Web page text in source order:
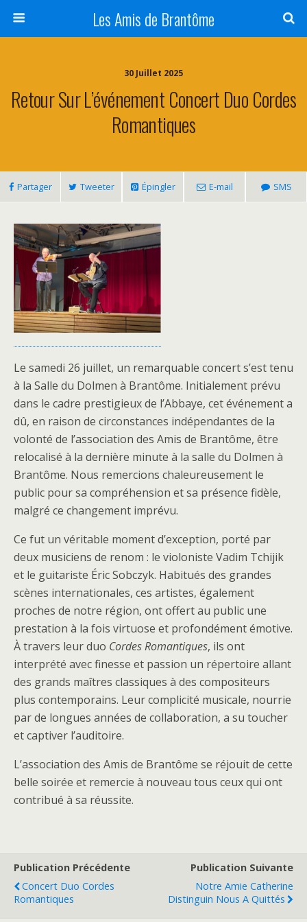
Les Amis de Brantôme
30 Juillet 2025
Retour Sur L’événement Concert Duo Cordes
Romantiques
Partager Tweeter Épingler E-mail SMS
Le samedi 26 juillet, un remarquable concert s’est tenu
à la Salle du Dolmen à Brantôme. Initialement prévu
dans le cadre prestigieux de l’Abbaye, cet événement a
dû, en raison de circonstances indépendantes de la
volonté de l’association des Amis de Brantôme, être
relocalisé à la dernière minute à la salle du Dolmen à
Brantôme. Nous remercions chaleureusement le
public pour sa compréhension et sa présence fidèle,
malgré ce changement imprévu.
Ce fut un véritable moment d’exception, porté par
deux musiciens de renom : le violoniste Vadim Tchijik
et le guitariste Éric Sobczyk. Habitués des grandes
scènes internationales, ces artistes, également
proches de notre région, ont offert au public une
prestation à la fois virtuose et profondément émotive.
À travers leur duo Cordes Romantiques, ils ont
interprété avec finesse et passion un répertoire allant
des grands maîtres classiques à des compositeurs
plus contemporains. Leur complicité musicale, nourrie
par de longues années de collaboration, a su toucher
et captiver l’auditoire.
L’association des Amis de Brantôme se réjouit de cette
belle soirée et remercie à nouveau tous ceux qui ont
contribué à sa réussite.
Publication Précédente
Concert Duo Cordes
Romantiques
Publication Suivante
Notre Amie Catherine
Distinguin Nous A Quittés